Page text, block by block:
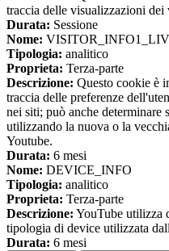
traccia delle visualizzazioni dei
Durata: Sessione
Nome:
Tipologia: analitico
Proprieta: Terza-parte
Descrizione: Questo cookie è
traccia delle preferenze
nei siti; può anche determinare
utilizzando la nuova o la
Youtube.
Durata: 6 mesi
Nome: DEVICE_INFO
Tipologia: analitico
Proprieta: Terza-parte
Descrizione: YouTube utilizza
tipologia di device utilizzata
Durata: 6 mesi